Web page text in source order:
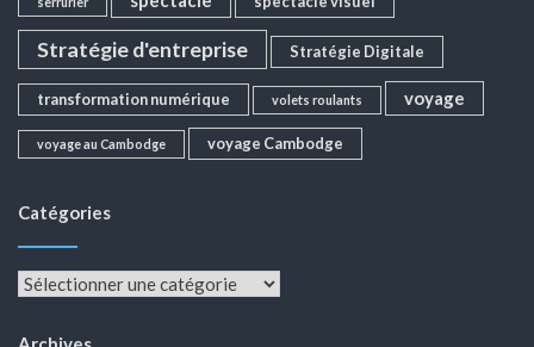
Stratégie d'entreprise Stratégie Digitale
transformation numérique volets roulants voyage
voyage au Cambodge voyage Cambodge
Catégories
Catégories